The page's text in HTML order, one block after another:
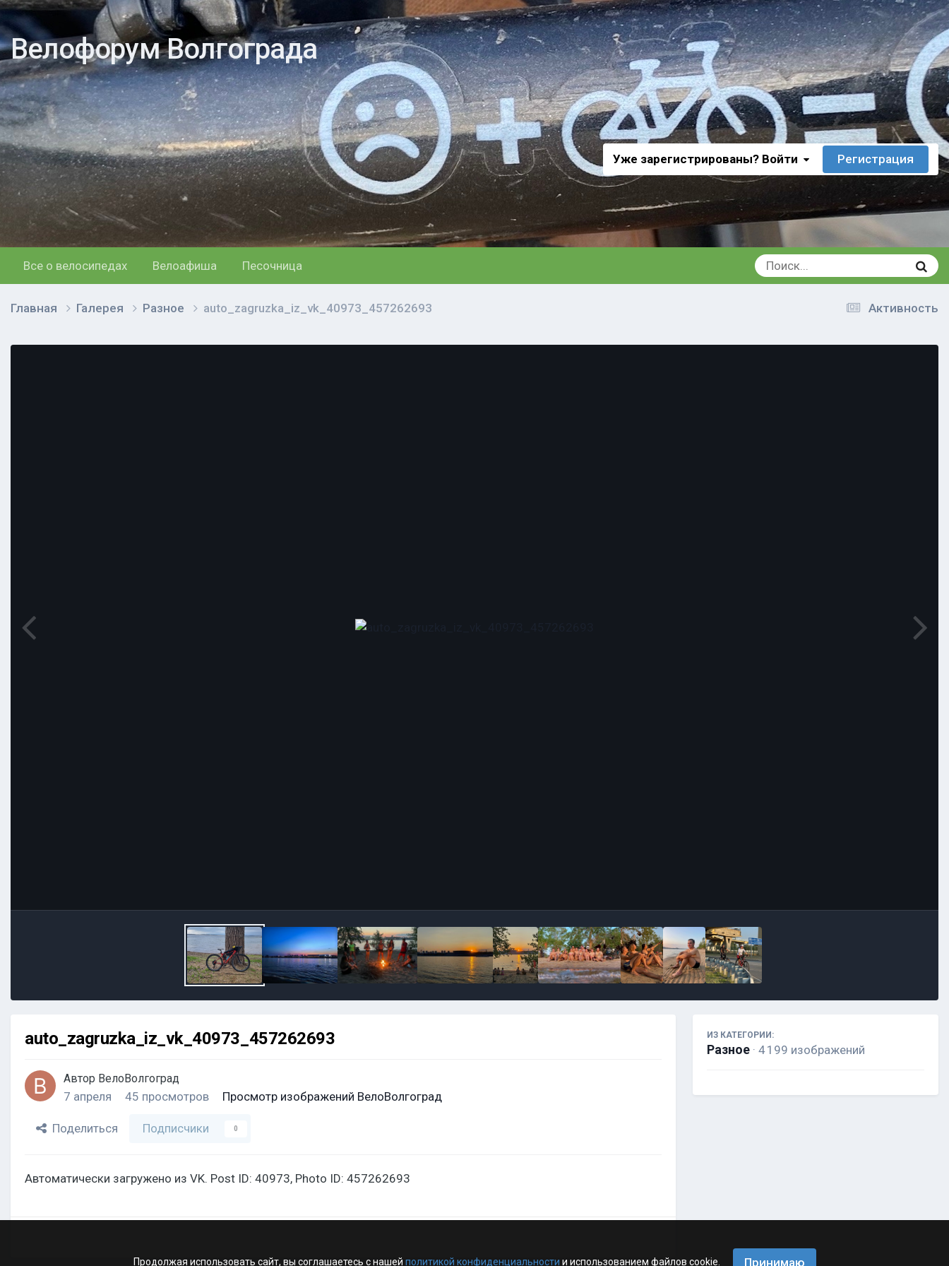
Велофорум Волгограда
Уже зарегистрированы? Войти Регистрация
Все о велосипедах Велоафиша Песочница
Активность
Главная Галерея Разное auto_zagruzka_iz_vk_40973_457262693
auto_zagruzka_iz_vk_40973_457262693
Автор ВелоВолгоград
7 апреля 45 просмотров Просмотр изображений ВелоВолгоград
Поделиться Подписчики 0
Автоматически загружено из VK. Post ID: 40973, Photo ID: 457262693
ИЗ КАТЕГОРИИ:
Разное · 4 199 изображений
Продолжая использовать сайт, вы соглашаетесь с нашей политикой конфиденциальности и использованием файлов cookie. Принимаю